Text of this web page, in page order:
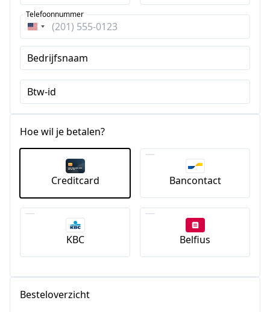
Verenigde
Staten
+1
Telefoonnummer
Bedrijfsnaam
Btw-id
Hoe wil je betalen?
Creditcard Bancontact
KBC Belfius
Besteloverzicht